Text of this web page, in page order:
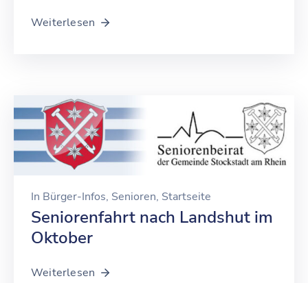
Weiterlesen
In Bürger-Infos‚ Senioren‚ Startseite
Seniorenfahrt nach Landshut im
Oktober
Weiterlesen